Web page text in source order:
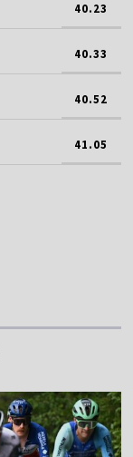
40.23
40.33
40.52
41.05